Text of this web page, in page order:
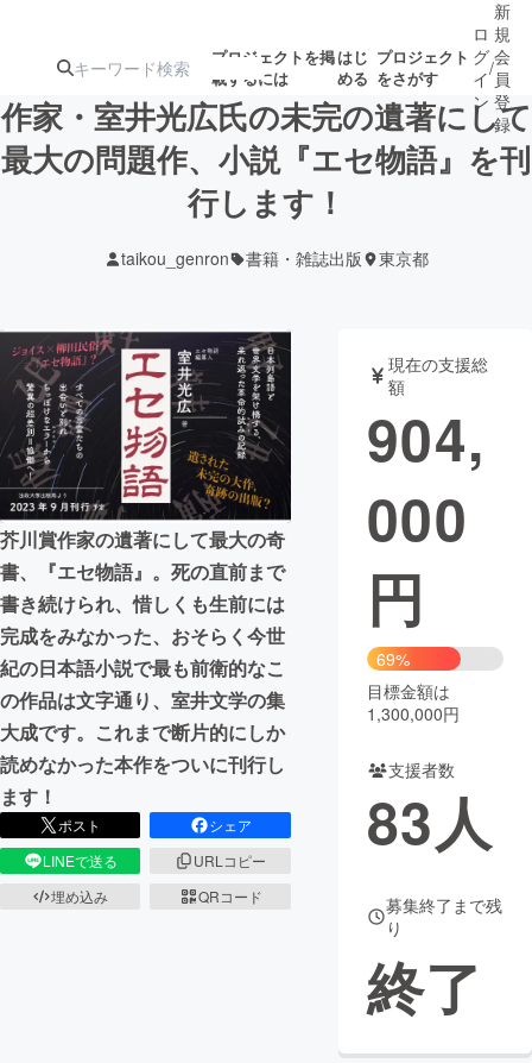
プロジェクトを掲
載するには
はじ
める
プロジェクト
をさがす
注目の新着プロ募集終了が近いプ
ロジェクト
テクノロジー・ガジェット
映像・映画 書籍・雑誌
ビジネス・起業 チャレンジ
まちづくり・地域活性化
CAMPFIRE for Social Good
CAMPFIRE Creation
CAMPFIREふるさと納税machi-ya コミュニティ
ロ
グ
イ
ン
/
新
規
会
員
登
録
作家・室井光広氏の未完の遺著にして
最大の問題作、小説『エセ物語』を刊
行します！
taikou_genron 書籍・雑誌出版 東京都
芥川賞作家の遺著にして最大の奇
書、『エセ物語』。死の直前まで
書き続けられ、惜しくも生前には
完成をみなかった、おそらく今世
紀の日本語小説で最も前衛的なこ
の作品は文字通り、室井文学の集
大成です。これまで断片的にしか
読めなかった本作をついに刊行し
ます！
ポスト
シェア
LINEで送る
URLコピー
埋め込み
QRコード
現在の支援総
額
904,
000
円
69%
目標金額は
1,300,000円
支援者数
83人
募集終了まで残
り
終了